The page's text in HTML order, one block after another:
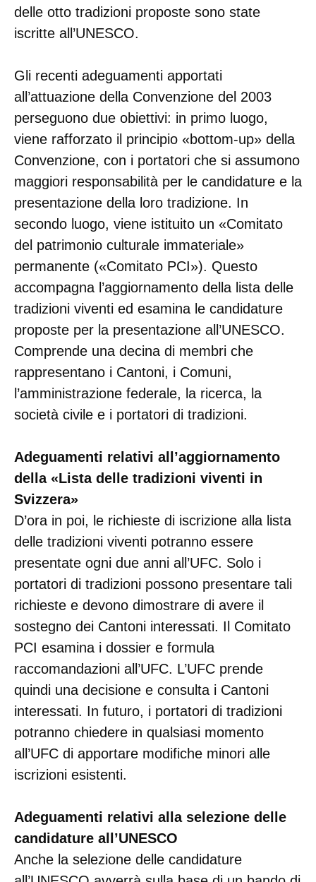
delle otto tradizioni proposte sono state
iscritte all’UNESCO.
Gli recenti adeguamenti apportati
all’attuazione della Convenzione del 2003
perseguono due obiettivi: in primo luogo,
viene rafforzato il principio «bottom-up» della
Convenzione, con i portatori che si assumono
maggiori responsabilità per le candidature e la
presentazione della loro tradizione. In
secondo luogo, viene istituito un «Comitato
del patrimonio culturale immateriale»
permanente («Comitato PCI»). Questo
accompagna l’aggiornamento della lista delle
tradizioni viventi ed esamina le candidature
proposte per la presentazione all’UNESCO.
Comprende una decina di membri che
rappresentano i Cantoni, i Comuni,
l’amministrazione federale, la ricerca, la
società civile e i portatori di tradizioni.
Adeguamenti relativi all’aggiornamento
della «Lista delle tradizioni viventi in
Svizzera»
D’ora in poi, le richieste di iscrizione alla lista
delle tradizioni viventi potranno essere
presentate ogni due anni all’UFC. Solo i
portatori di tradizioni possono presentare tali
richieste e devono dimostrare di avere il
sostegno dei Cantoni interessati. Il Comitato
PCI esamina i dossier e formula
raccomandazioni all’UFC. L’UFC prende
quindi una decisione e consulta i Cantoni
interessati. In futuro, i portatori di tradizioni
potranno chiedere in qualsiasi momento
all’UFC di apportare modifiche minori alle
iscrizioni esistenti.
Adeguamenti relativi alla selezione delle
candidature all’UNESCO
Anche la selezione delle candidature